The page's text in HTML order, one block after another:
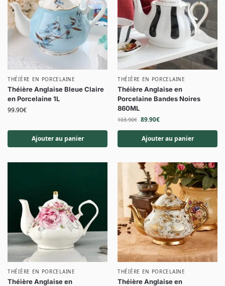
THÉIÈRE EN PORCELAINE
Théière Anglaise Bleue Claire
en Porcelaine 1L
99.90€
Ajouter au panier
THÉIÈRE EN PORCELAINE
Théière Anglaise en
Porcelaine Bandes Noires
860ML
103.90€ 89.90€
Ajouter au panier
THÉIÈRE EN PORCELAINE
Théière Anglaise en
THÉIÈRE EN PORCELAINE
Théière Anglaise en